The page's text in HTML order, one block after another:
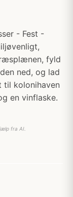
- Fest -
fyld
ned, og lad
til kolonihaven
en vinflaske.
fra AI.